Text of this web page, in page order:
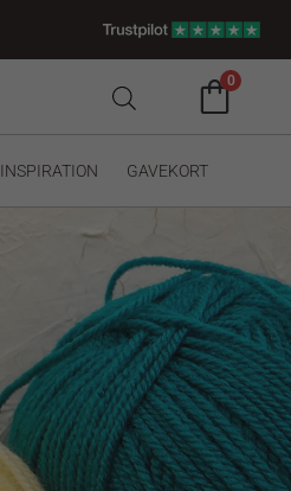
0
INSPIRATION GAVEKORT